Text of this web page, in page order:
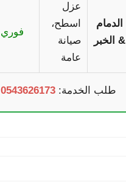
الدمام
& الخبر
عزل
اسطح،
صيانة
عامة
فوري
طلب الخدمة: 0543626173